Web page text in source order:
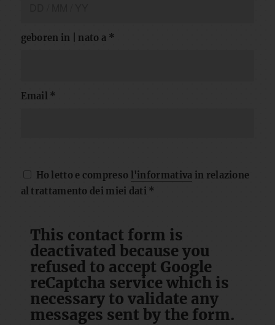
geboren in | nato a *
Email *
Ho letto e compreso l'informativa in relazione
al trattamento dei miei dati *
This contact form is
deactivated because you
refused to accept Google
reCaptcha service which is
necessary to validate any
messages sent by the form.